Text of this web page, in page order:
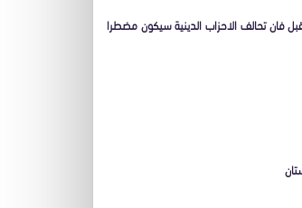
فان تحالف الاحزاب الدينية سيكون مضطرا